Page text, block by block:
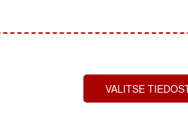
VALITSE